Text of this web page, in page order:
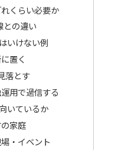
くらい必要か
との違い
いけない例
置く
落とす
用で過信する
いているか
家庭
・イベント